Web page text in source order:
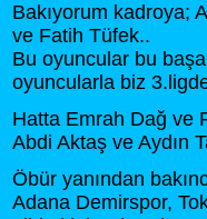
Bakıyorum kadroya;
ve Fatih Tüfek..
Bu oyuncular bu
oyuncularla biz
Hatta Emrah Dağ ve
Abdi Aktaş ve Aydın
Öbür yanından
Adana Demirspor,